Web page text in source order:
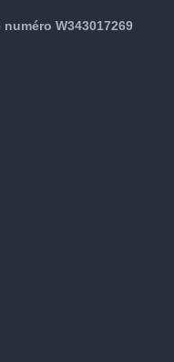
W343017269